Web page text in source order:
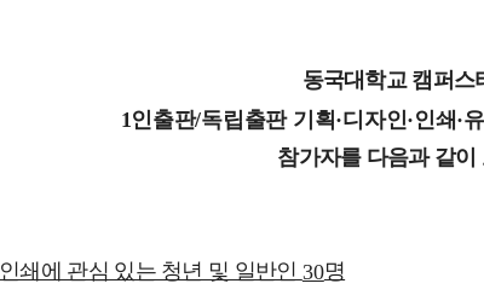
동국대학교 캠퍼스
1 인출판/독립출판 기획·디자인·인쇄
참가자를 다음과 같
인쇄에 관심 있는 청년 및 일반인 30명